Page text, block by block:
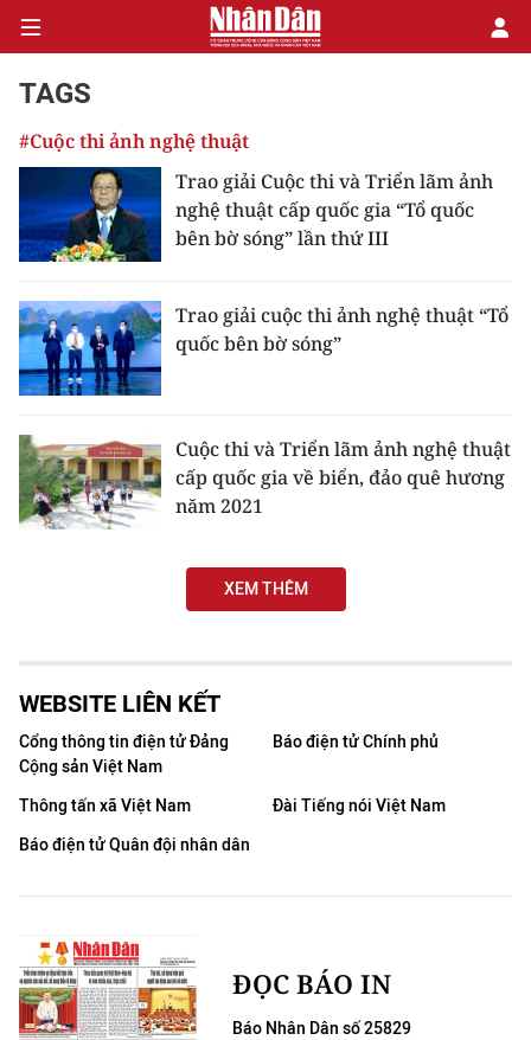
CHÍNH TRỊ
KINH TẾ
XÃ HỘI
PHÁP LUẬT
DU LỊCH
THẾ GIỚI
KHOA HỌC - CÔNG NGHỆ
BẠN ĐỌC
KIỂM CHỨNG THÔNG TIN
TRI THỨC CHUYÊN SÂU
54 DÂN TỘC VIỆT NAM
TAGS
#Cuộc thi ảnh nghệ thuật
Trao giải Cuộc thi và Triển lãm ảnh
nghệ thuật cấp quốc gia “Tổ quốc
bên bờ sóng” lần thứ III
Trao giải cuộc thi ảnh nghệ thuật “Tổ
quốc bên bờ sóng”
Cuộc thi và Triển lãm ảnh nghệ thuật
cấp quốc gia về biển, đảo quê hương
năm 2021
XEM THÊM
WEBSITE LIÊN KẾT
Cổng thông tin điện tử Đảng
Cộng sản Việt Nam
Báo điện tử Chính phủ
Thông tấn xã Việt Nam
Đài Tiếng nói Việt Nam
Báo điện tử Quân đội nhân dân
ĐỌC BÁO IN
Báo Nhân Dân số 25829